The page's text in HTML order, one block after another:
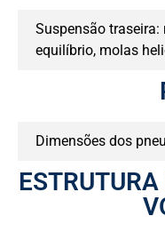
Suspensão traseira:
equilíbrio, molas
Dimensões dos